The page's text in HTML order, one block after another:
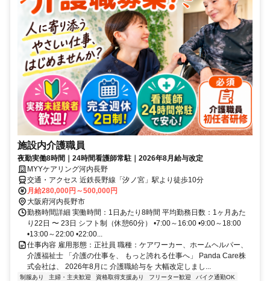
施設内介護職員
夜勤実働8時間｜24時間看護師常駐｜2026年8月給与改定
MYYケアリング河内長野
交通・アクセス 近鉄長野線「汐ノ宮」駅より徒歩10分
月給280,000円～500,000円
大阪府河内長野市
勤務時間詳細 実働時間：1日あたり8時間 平均勤務日数：1ヶ月あた
り22日 〜 23日 シフト制（休憩60分） •7:00～16:00 •9:00～18:00
•13:00～22:00 •22:00...
仕事内容 雇用形態：正社員 職種：ケアワーカー、ホームヘルパー、
介護福祉士 「介護の仕事を、 もっと誇れる仕事へ」 Panda Care株
式会社は、 2026年8月に 介護職給与を 大幅改定しまし...
制服あり 主婦・主夫歓迎 資格取得支援あり フリーター歓迎
バイク通勤OK